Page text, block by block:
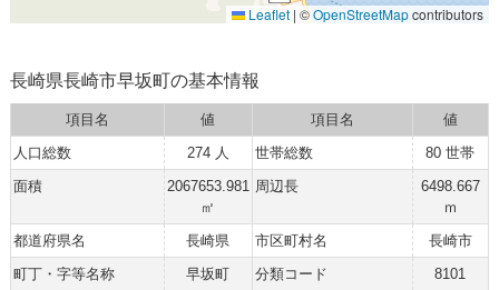
Leaflet | ©OpenStreetMapcontributors
長崎県長崎市早坂町の基本情報
項目名 値 項目名
値
人口総数
274 人 世帯総数
80 世帯
面積
2067653.981
㎡
周辺長
6498.667
ｍ
都道府県名
長崎県 市区町村名
長崎市
町丁・字等名称
早坂町 分類コード
8101